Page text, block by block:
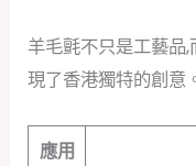
羊毛氈不只是工藝品
現了香港獨特的創意
應用